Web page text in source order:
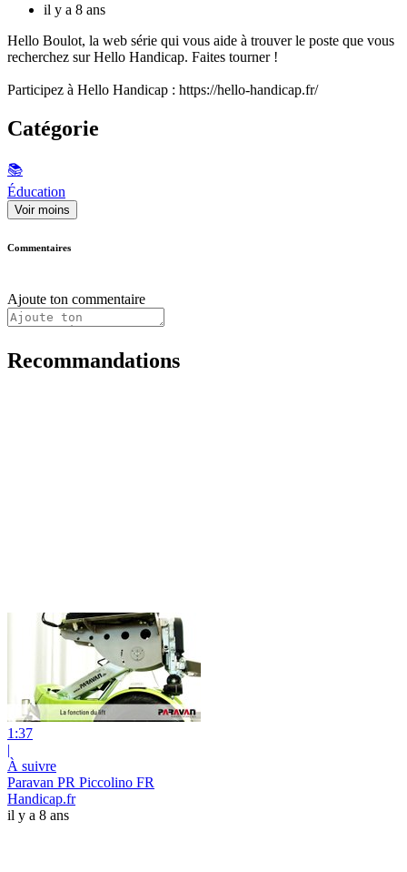
il y a 8 ans
Hello Boulot, la web série qui vous aide à trouver le poste que vous
recherchez sur Hello Handicap. Faites tourner !
Participez à Hello Handicap : https://hello-handicap.fr/
Catégorie
📚
Éducation
Voir moins
Commentaires
Ajoute ton commentaire
Recommandations
1:37
|
À suivre
Paravan PR Piccolino FR
Handicap.fr
il y a 8 ans